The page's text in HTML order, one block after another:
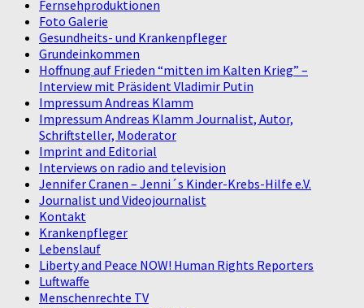
Fernsehproduktionen
Foto Galerie
Gesundheits- und Krankenpfleger
Grundeinkommen
Hoffnung auf Frieden “mitten im Kalten Krieg” –
Interview mit Präsident Vladimir Putin
Impressum Andreas Klamm
Impressum Andreas Klamm Journalist, Autor,
Schriftsteller, Moderator
Imprint and Editorial
Interviews on radio and television
Jennifer Cranen – Jenni´s Kinder-Krebs-Hilfe e.V.
Journalist und Videojournalist
Kontakt
Krankenpfleger
Lebenslauf
Liberty and Peace NOW! Human Rights Reporters
Luftwaffe
Menschenrechte TV